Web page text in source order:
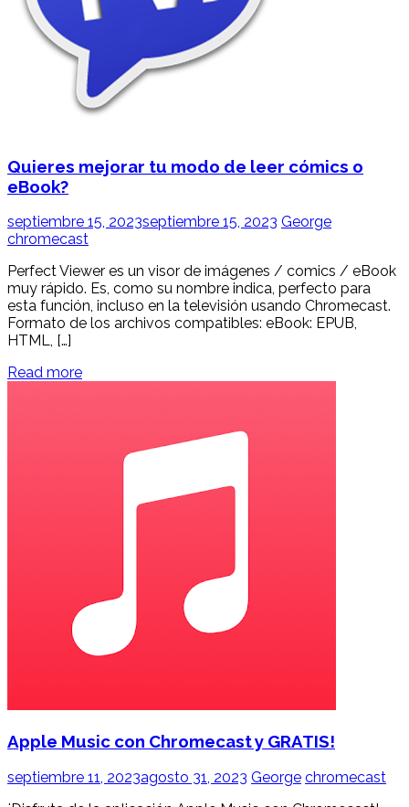
Quieres mejorar tu modo de leer cómics o
eBook?
septiembre 15, 2023septiembre 15, 2023 George
chromecast
Perfect Viewer es un visor de imágenes / comics / eBook
muy rápido. Es, como su nombre indica, perfecto para
esta función, incluso en la televisión usando Chromecast.
Formato de los archivos compatibles: eBook: EPUB,
HTML, […]
Read more
Apple Music con Chromecast y GRATIS!
septiembre 11, 2023agosto 31, 2023 George chromecast